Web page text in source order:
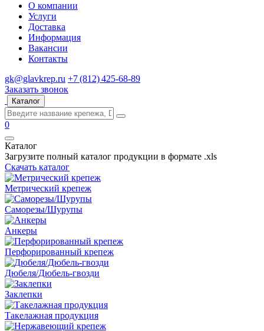
О компании
Услуги
Доставка
Информация
Вакансии
Контакты
gk@glavkrep.ru +7 (812) 425-68-89
Заказать звонок
Каталог
0
Каталог
Загрузите полный каталог продукции в формате .xls
Скачать каталог
Метрический крепеж
Саморезы/Шурупы
Анкеры
Перфорированный крепеж
Дюбеля/Дюбель-гвозди
Заклепки
Такелажная продукция